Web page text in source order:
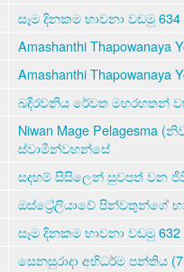
සෑම දිනකම භාවනා වඩමු 634 -
Amashanthi Thapowanaya
Amashanthi Thapowanaya
ඛදිරවනිය රේවත මහරහතන්
Niwan Mage Pelagesma
ස්වාමීන්වහන්සේ
සදහම් සිසිලෙන් සුවපත් වන
ඔස්ට්‍රේලියාවේ පින්වතුන්ගේ
සෑම දිනකම භාවනා වඩමු 632 -
සෙනසුරාදා අභිධර්ම පන්තිය